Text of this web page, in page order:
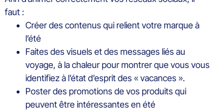
faut :
Créer des contenus qui relient votre marque à
l’été
Faites des visuels et des messages liés au
voyage, à la chaleur pour montrer que vous vous
identifiez à l’état d’esprit des « vacances ».
Poster des promotions de vos produits qui
peuvent être intéressantes en été